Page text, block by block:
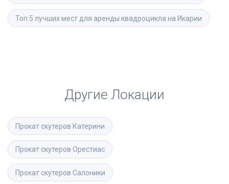
Топ 5 лучших мест для аренды квадроцикла на Икарии
Другие Локации
Прокат скутеров Катерини
Прокат скутеров Орестиас
Прокат скутеров Салоники